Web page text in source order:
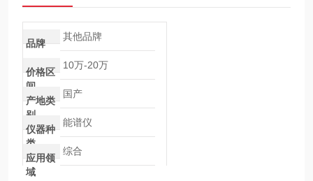
品牌
其他品牌
价格区
间
10万-20万
产地类
别
国产
仪器种
类
能谱仪
应用领
域
综合